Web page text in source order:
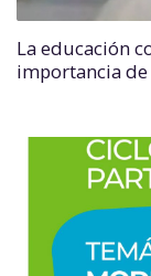
La educación
importancia